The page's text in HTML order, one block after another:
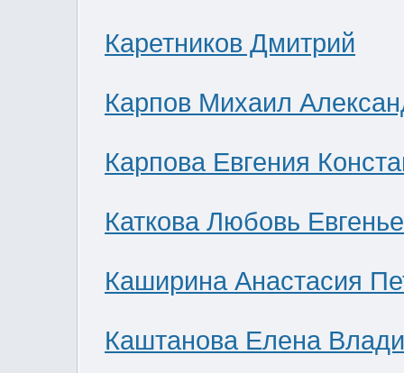
Каретников Дмитрий
Карпов Михаил
Карпова Евгения
Каткова Любовь
Каширина Анастасия
Каштанова Елена